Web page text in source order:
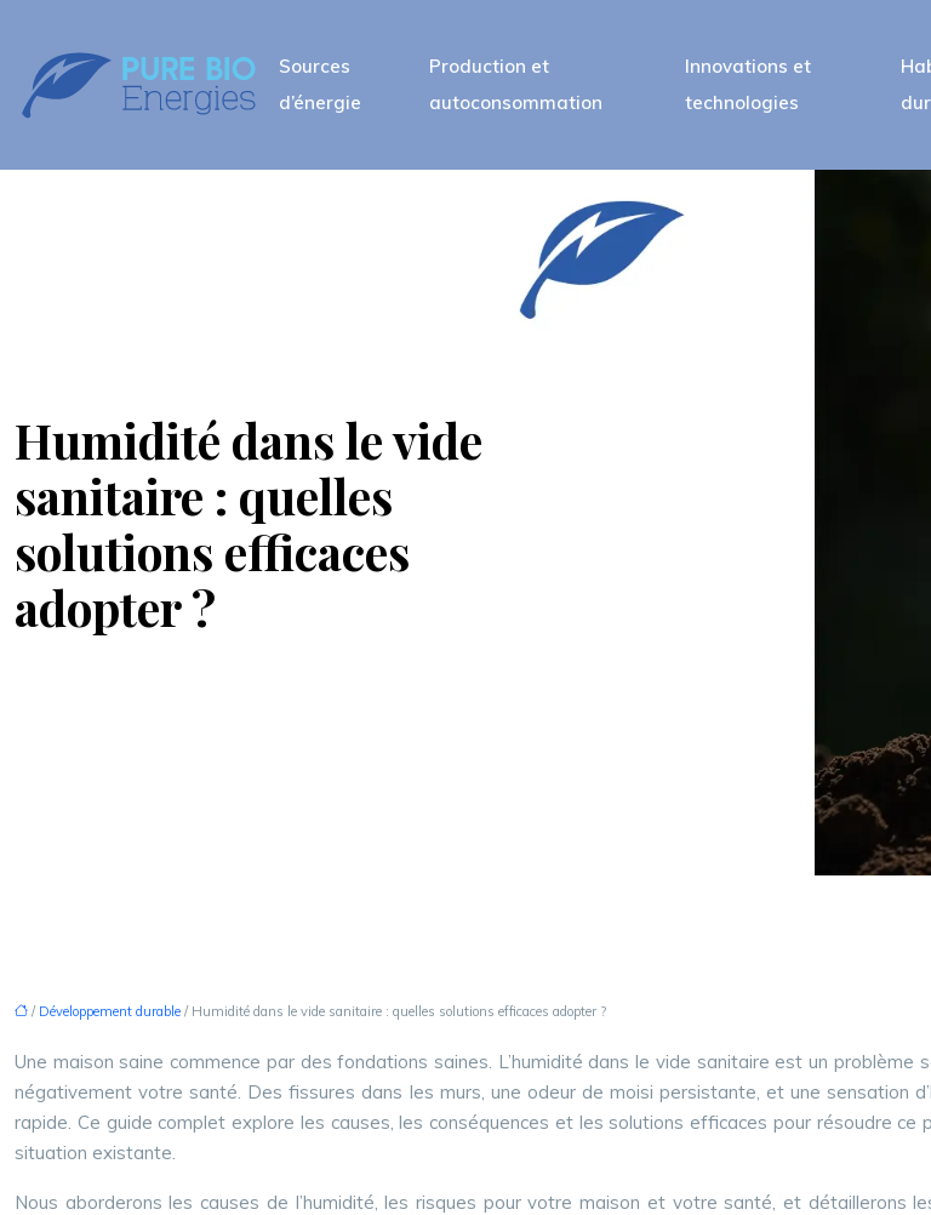
Sources
d’énergie
Production et
autoconsommation
Innovations et
technologies
Humidité dans le vide
sanitaire : quelles
solutions efficaces
adopter ?
/ Développement durable / Humidité dans le vide sanitaire : quelles solutions efficaces adopter ?
Une maison saine commence par des fondations saines. L’humidité dans le vide sanitaire est un
négativement votre santé. Des fissures dans les murs, une odeur de moisi persistante, et une sensation
rapide. Ce guide complet explore les causes, les conséquences et les solutions efficaces pour résoudre
situation existante.
Nous aborderons les causes de l’humidité, les risques pour votre maison et votre santé, et